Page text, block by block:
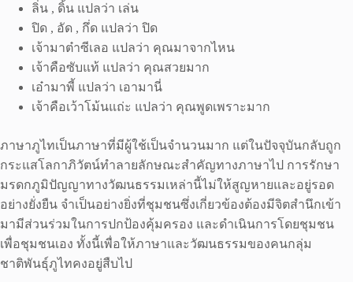
ลิ่น , ดิ้น แปลว่า เล่น
ปิด , อัด , กึ่ด แปลว่า ปิด
เจ้ามาต๋าซีเลอ แปลว่า คุณมาจากไหน
เจ้าคือซับแท้ แปลว่า คุณสวยมาก
เอ๋ามาพี้ แปลว่า เอามานี่
เจ้าคือเว้าโม้นแถ่ะ แปลว่า คุณพูดเพราะมาก
ภาษาภูไทเป็นภาษาที่มีผู้ใช้เป็นจำนวนมาก แต่ในปัจจุบันกลับถูก
กระแสโลกาภิวัตน์ทำลายลักษณะสำคัญทางภาษาไป การรักษา
มรดกภูมิปัญญาทางวัฒนธรรมเหล่านี้ไม่ให้สูญหายและอยู่รอด
อย่างยั่งยืน จำเป็นอย่างยิ่งที่ชุมชนซึ่งเกี่ยวข้องต้องมีจิตสำนึกเข้า
มามีส่วนร่วมในการปกป้องคุ้มครอง และดำเนินการโดยชุมชน
เพื่อชุมชนเอง ทั้งนี้เพื่อให้ภาษาและวัฒนธรรมของคนกลุ่ม
ชาติพันธุ์ภูไทคงอยู่สืบไป